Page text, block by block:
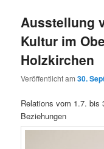
Ausstellung
Kultur im
Holzkirchen
Veröffentlicht am30.
Relations vom 1.7. bis
Beziehungen